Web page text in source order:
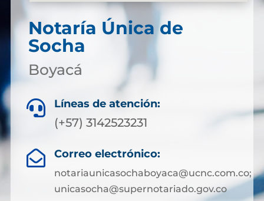
Notaría Única de
Socha
Boyacá
 Líneas de atención:
(+57) 3142523231
 Correo electrónico:
notariaunicasochaboyaca@ucnc.com.co;
unicasocha@supernotariado.gov.co